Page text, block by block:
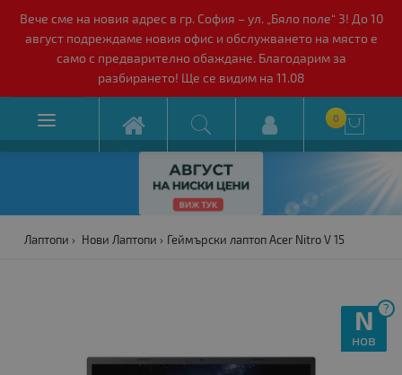
Вече сме на новия адрес в гр. София – ул. „Бяло поле“ 3! До 10
август подреждаме новия офис и обслужването на място е
само с предварително обаждане. Благодарим за
разбирането! Ще се видим на 11.08
 0 
Лаптопи Нови Лаптопи Геймърски лаптоп Acer Nitro V 15
?
N
нов